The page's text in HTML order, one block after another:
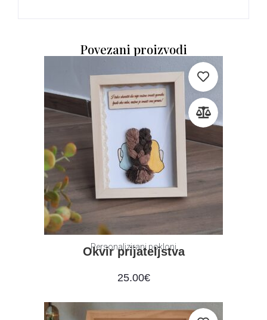
Povezani proizvodi
Personalizirani pokloni
Okvir prijateljstva
25.00€